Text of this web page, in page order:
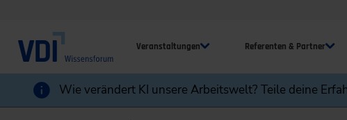
Veranstaltungen Referenten & Partner
Wie verändert KI unsere Arbeitswelt? Teile deine